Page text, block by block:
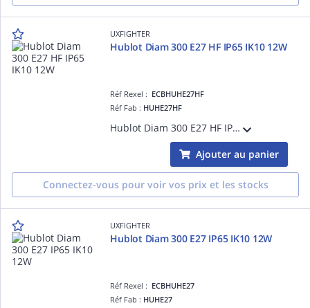
UXFIGHTER
Hublot Diam 300 E27 HF IP65 IK10 12W
Réf Rexel : ECBHUHE27HF
Réf Fab : HUHE27HF
Hublot Diam 300 E27 HF IP65 IK10 12W
Ajouter au panier
Connectez-vous pour voir vos prix et les stocks
UXFIGHTER
Hublot Diam 300 E27 IP65 IK10 12W
Réf Rexel : ECBHUHE27
Réf Fab : HUHE27